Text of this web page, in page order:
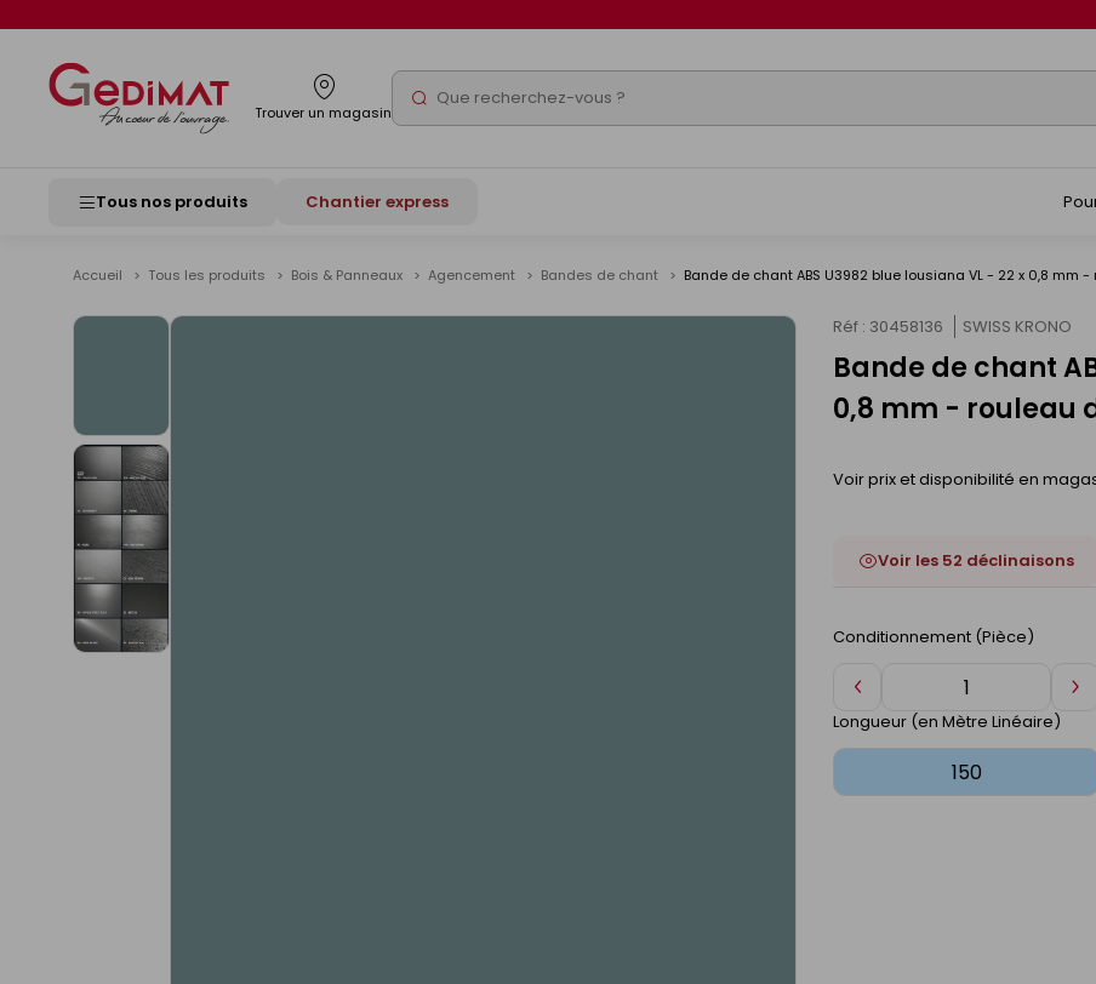
Trouver un magasin Rechercher
Tous nos produits Chantier express
Accueil Tous les produits Bois & Panneaux Agencement Bandes de chant Bande de chant ABS U3982 blue lousiana VL - 22 x 0,8 mm -
Voir
Réf : 30458136 SWISS KRONO
Bande de chant
0,8 mm - rouleau
Voir prix et disponibilité en
Voir les 52 déclinaisons
Conditionnement (Pièce)
Diminuer
de
1
Longueur (en Mètre Linéaire)